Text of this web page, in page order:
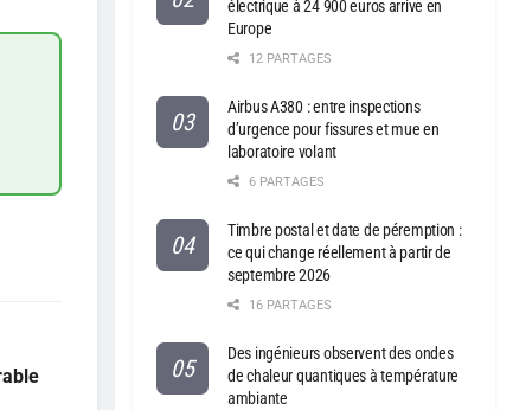
électrique à 24 900 euros arrive en
Europe
12 PARTAGES
Airbus A380 : entre inspections
d’urgence pour fissures et mue en
laboratoire volant
6 PARTAGES
Timbre postal et date de péremption :
ce qui change réellement à partir de
septembre 2026
16 PARTAGES
Des ingénieurs observent des ondes
de chaleur quantiques à température
ambiante